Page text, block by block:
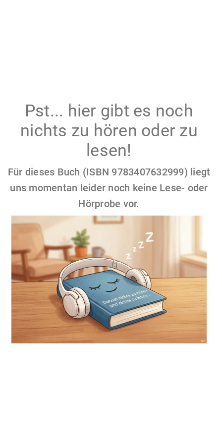
Pst... hier gibt es noch
nichts zu hören oder zu
lesen!
Für dieses Buch (ISBN 9783407632999) liegt
uns momentan leider noch keine Lese- oder
Hörprobe vor.